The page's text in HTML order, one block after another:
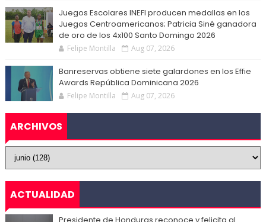
Juegos Escolares INEFI producen medallas en los
Juegos Centroamericanos; Patricia Siné ganadora
de oro de los 4x100 Santo Domingo 2026
Felipe Montilla Aug 07, 2026
Banreservas obtiene siete galardones en los Effie
Awards República Dominicana 2026
Felipe Montilla Aug 07, 2026
ARCHIVOS
ACTUALIDAD